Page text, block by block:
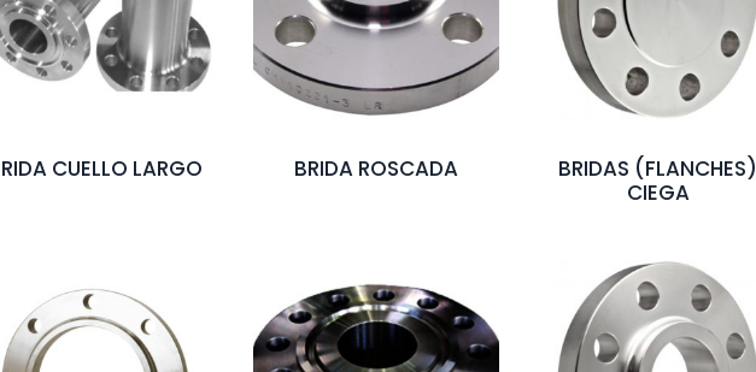
CUELLO LARGO BRIDA ROSCADA
BRIDAS (FLANCHES)
CIEGA